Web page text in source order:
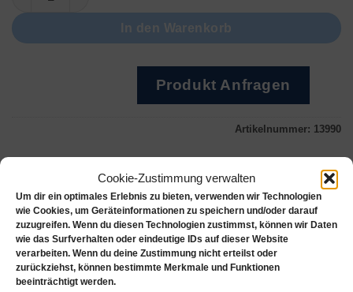
Cookie-Zustimmung verwalten
Um dir ein optimales Erlebnis zu bieten, verwenden wir Technologien
wie Cookies, um Geräteinformationen zu speichern und/oder darauf
zuzugreifen. Wenn du diesen Technologien zustimmst, können wir Daten
wie das Surfverhalten oder eindeutige IDs auf dieser Website
verarbeiten. Wenn du deine Zustimmung nicht erteilst oder
zurückziehst, können bestimmte Merkmale und Funktionen
beeinträchtigt werden.
In den Warenkorb
Produkt Anfragen
Artikelnummer: 13990
Beschreibung
Zusätzliche Informationen
Produktsicherheit